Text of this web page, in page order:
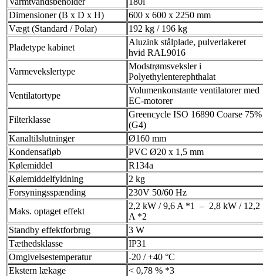
Dimensioner (B x D x H)
600 x 600 x 2250 mm
Vægt (Standard / Polar)
192 kg / 196 kg
Pladetype kabinet
Aluzink stålplade, pulverlakeret
hvid RAL9016
Varmevekslertype
Modstrømsveksler i
Polyethylenterephthalat
Ventilatortype
Volumenkonstante ventilatorer med
EC-motorer
Filterklasse
Greencycle ISO 16890 Coarse 75%
(G4)
Kanaltilslutninger
Ø160 mm
Kondensafløb
PVC Ø20 x 1,5 mm
Kølemiddel
R134a
Kølemiddelfyldning
2 kg
Forsyningsspænding
230V 50/60 Hz
Maks. optaget effekt
2,2 kW / 9,6 A *1 – 2,8 kW / 12,2
A *2
Standby effektforbrug
3 W
Tæthedsklasse
IP31
Omgivelsestemperatur
-20 / +40 °C
Ekstern lækage
< 0,78 % *3